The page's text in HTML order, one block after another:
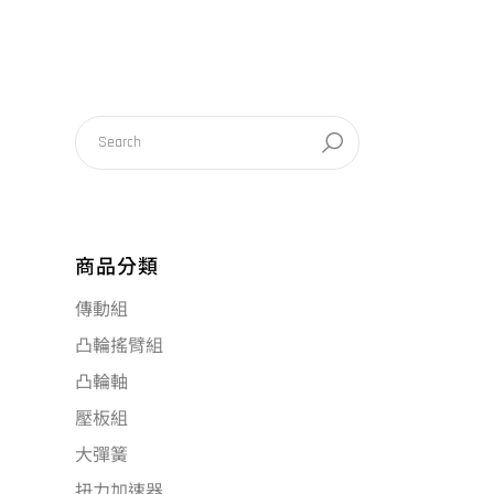
商品分類
傳動組
凸輪搖臂組
凸輪軸
壓板組
大彈簧